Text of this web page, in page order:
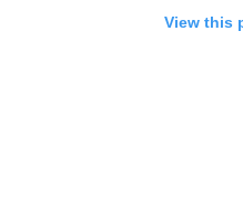
View this